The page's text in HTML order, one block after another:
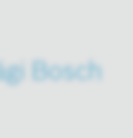
Bosch